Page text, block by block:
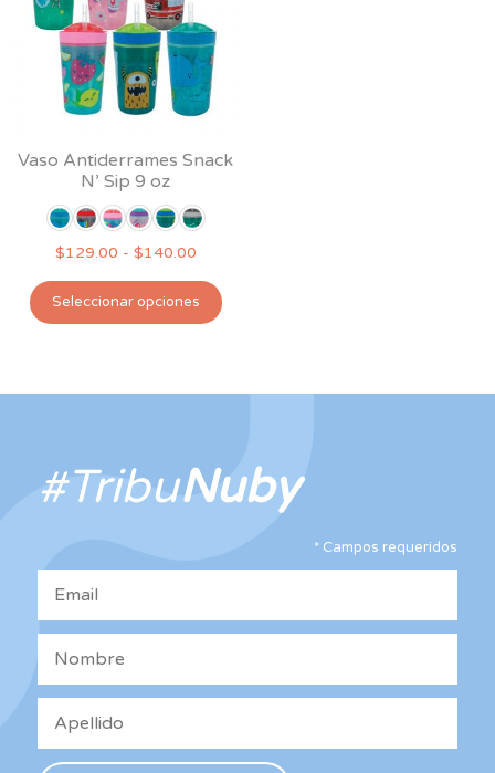
Vaso Antiderrames Snack
N’ Sip 9 oz
$129.00 - $140.00Rango
precios:
desde
Seleccionar opciones
producto
variantes.
se
pueden
de
#TribuNuby
*Campos requeridos